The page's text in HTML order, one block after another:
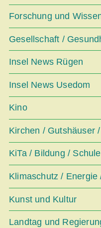
Forschung und
Gesellschaft /
Insel News Rügen
Insel News Usedom
Kino
Kirchen / Gutshäuser
KiTa / Bildung /
Klimaschutz /
Kunst und Kultur
Landtag und